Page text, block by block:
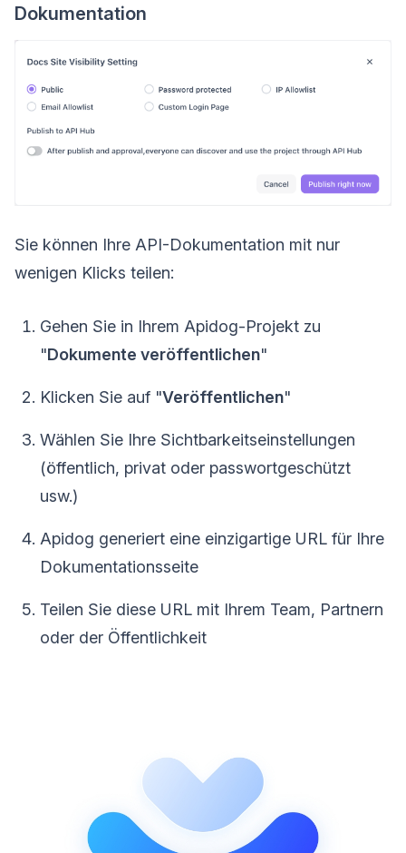
Dokumentation
Sie können Ihre API-Dokumentation mit nur
wenigen Klicks teilen:
Gehen Sie in Ihrem Apidog-Projekt zu
"Dokumente veröffentlichen"
Klicken Sie auf "Veröffentlichen"
Wählen Sie Ihre Sichtbarkeitseinstellungen
(öffentlich, privat oder passwortgeschützt
usw.)
Apidog generiert eine einzigartige URL für Ihre
Dokumentationsseite
Teilen Sie diese URL mit Ihrem Team, Partnern
oder der Öffentlichkeit